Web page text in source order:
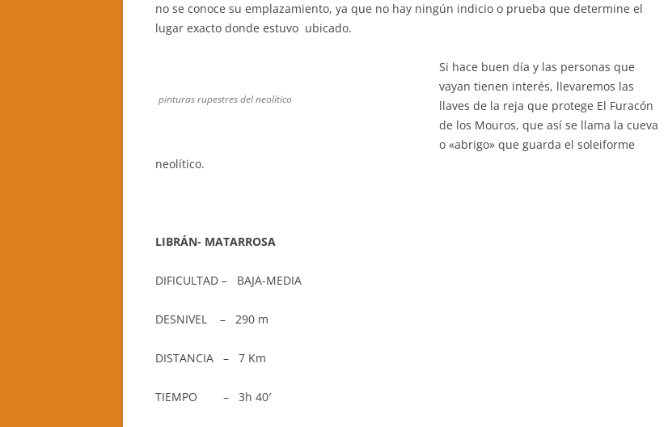
no se conoce su emplazamiento, ya que no hay ningún indicio o prueba que determine el
lugar exacto donde estuvo ubicado.
pinturas rupestres del neolítico
Si hace buen día y las personas que
vayan tienen interés, llevaremos las
llaves de la reja que protege El Furacón
de los Mouros, que así se llama la cueva
o «abrigo» que guarda el soleiforme
neolítico.
LIBRÁN- MATARROSA
DIFICULTAD – BAJA-MEDIA
DESNIVEL – 290 m
DISTANCIA – 7 Km
TIEMPO – 3h 40′